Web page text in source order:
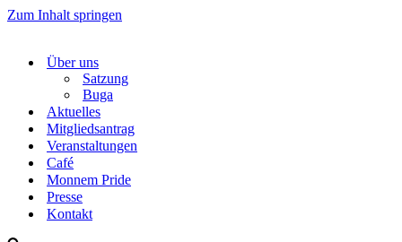
Zum Inhalt springen
Über uns
Satzung
Buga
Aktuelles
Mitgliedsantrag
Veranstaltungen
Café
Monnem Pride
Presse
Kontakt